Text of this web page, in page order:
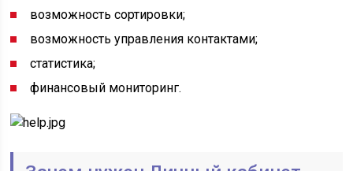
возможность сортировки;
возможность управления контактами;
статистика;
финансовый мониторинг.